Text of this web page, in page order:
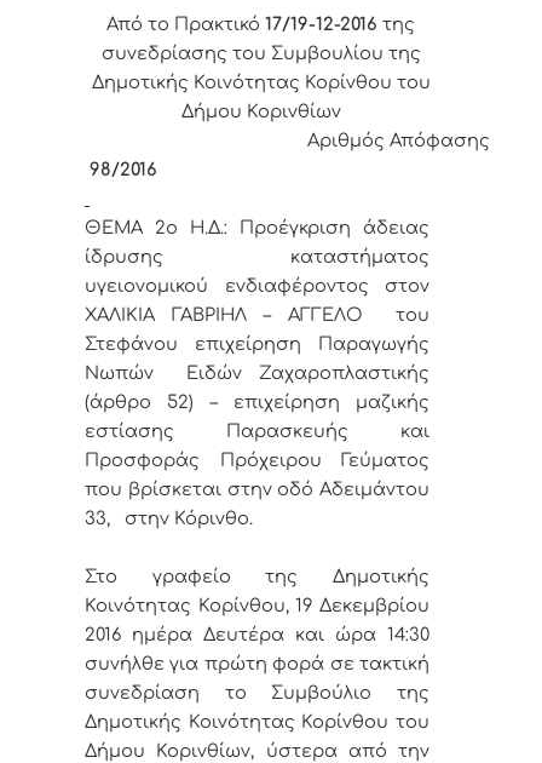
Από το Πρακτικό 17/19-12-2016της
συνεδρίασης του Συμβουλίου της
Δημοτικής Κοινότητας Κορίνθου του
Δήμου Κορινθίων
Αριθμός Απόφασης
98/2016
ΘΕΜΑ 2o Η.Δ.:
Προέγκριση άδειας
ίδρυσης καταστήματος
υγειονομικού ενδιαφέροντος στον
ΧΑΛΙΚΙΑ ΓΑΒΡΙΗΛ – ΑΓΓΕΛΟ του
Στεφάνου επιχείρηση Παραγωγής
Νωπών Ειδών Ζαχαροπλαστικής
(άρθρο 52) – επιχείρηση μαζικής
εστίασης Παρασκευής και
Προσφοράς Πρόχειρου Γεύματος
που βρίσκεται στην οδό Αδειμάντου
33, στην Κόρινθο.
Στο γραφείο της Δημοτικής
Κοινότητας Κορίνθου, 19 Δεκεμβρίου
2016 ημέρα Δευτέρα και ώρα 14:30
συνήλθε για πρώτη φορά σε τακτική
συνεδρίαση το Συμβούλιο της
Δημοτικής Κοινότητας Κορίνθου του
Δήμου Κορινθίων, ύστερα από την